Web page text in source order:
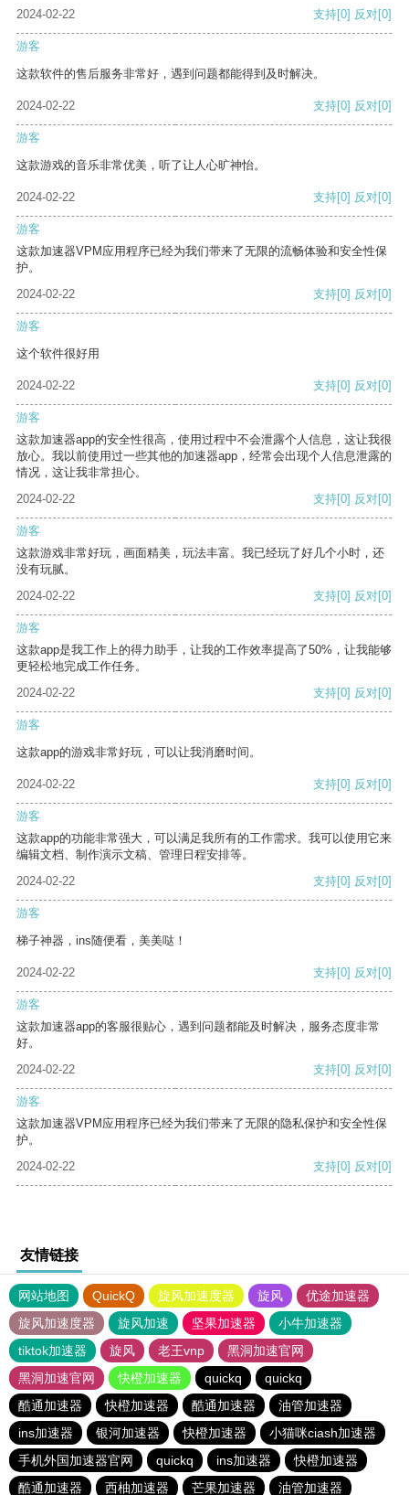
2024-02-22 支持[0] 反对[0]
游客
这款软件的售后服务非常好，遇到问题都能得到及时解决。
2024-02-22 支持[0] 反对[0]
游客
这款游戏的音乐非常优美，听了让人心旷神怡。
2024-02-22 支持[0] 反对[0]
游客
这款加速器VPM应用程序已经为我们带来了无限的流畅体验和安全性保
护。
2024-02-22
支持[0] 反对[0]
游客
这个软件很好用
2024-02-22 支持[0] 反对[0]
游客
这款加速器app的安全性很高，使用过程中不会泄露个人信息，这让我很
放心。我以前使用过一些其他的加速器app，经常会出现个人信息泄露的
情况，这让我非常担心。
2024-02-22
支持[0] 反对[0]
游客
这款游戏非常好玩，画面精美，玩法丰富。我已经玩了好几个小时，还
没有玩腻。
2024-02-22
支持[0] 反对[0]
游客
这款app是我工作上的得力助手，让我的工作效率提高了50%，让我能够
更轻松地完成工作任务。
2024-02-22
支持[0] 反对[0]
游客
这款app的游戏非常好玩，可以让我消磨时间。
2024-02-22 支持[0] 反对[0]
游客
这款app的功能非常强大，可以满足我所有的工作需求。我可以使用它来
编辑文档、制作演示文稿、管理日程安排等。
2024-02-22
支持[0] 反对[0]
游客
梯子神器，ins随便看，美美哒！
2024-02-22 支持[0] 反对[0]
游客
这款加速器app的客服很贴心，遇到问题都能及时解决，服务态度非常
好。
2024-02-22
支持[0] 反对[0]
游客
这款加速器VPM应用程序已经为我们带来了无限的隐私保护和安全性保
护。
2024-02-22
支持[0] 反对[0]
友情链接
网站地图 QuickQ 旋风加速度器 旋风
优途加速器
旋风加速度器
旋风加速 坚果加速器
小牛加速器
tiktok加速器
旋风 老王vnp
黑洞加速官网
黑洞加速官网
快橙加速器 quickq
quickq
酷通加速器
快橙加速器 酷通加速器
油管加速器
ins加速器
银河加速器 快橙加速器
小猫咪ciash加速器
手机外国加速器官网
quickq ins加速器
快橙加速器
酷通加速器
西柚加速器 芒果加速器 油管加速器